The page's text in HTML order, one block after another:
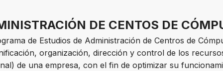
DE CENTOS DE
de Estudios de Administración de Centros de
organización, dirección y control de los
de una empresa, con el fin de optimizar su